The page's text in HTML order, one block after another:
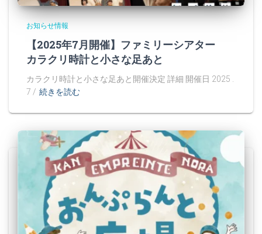
お知らせ情報
【2025年7月開催】ファミリーシアター
カラクリ時計と小さな足あと
カラクリ時計と小さな足あと開催決定 詳細 開催日 2025 .
7 / 続きを読む